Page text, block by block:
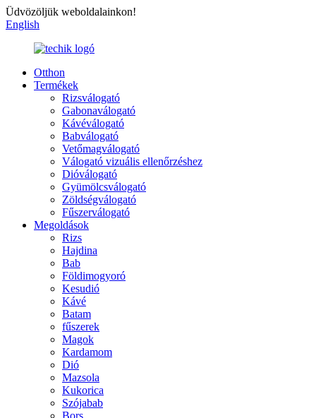
Üdvözöljük weboldalainkon!
English
Otthon
Termékek
Rizsválogató
Gabonaválogató
Kávéválogató
Babválogató
Vetőmagválogató
Válogató vizuális ellenőrzéshez
Dióválogató
Gyümölcsválogató
Zöldségválogató
Fűszerválogató
Megoldások
Rizs
Hajdina
Bab
Földimogyoró
Kesudió
Kávé
Batam
fűszerek
Magok
Kardamom
Dió
Mazsola
Kukorica
Szójabab
Bors